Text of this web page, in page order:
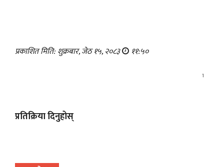
प्रकाशित मिति: शुक्रबार, जेठ १५, २०८३ ११:५०
1
प्रतिक्रिया दिनुहोस्